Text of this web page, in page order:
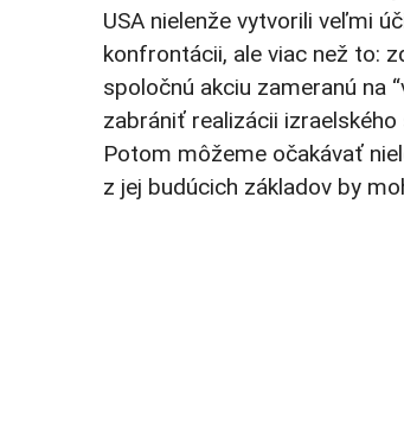
USA nielenže vytvorili veľmi
konfrontácii, ale viac než to:
spoločnú akciu zameranú na
zabrániť realizácii
Potom môžeme očakávať
z jej budúcich základov by